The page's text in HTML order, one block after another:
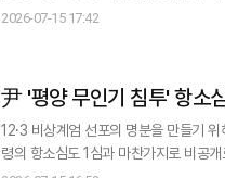
전 법무부 차관의 별장 성 접대 의혹 사건 등
2026-07-15 17:42
尹 '평양 무인기 침투' 항소
12·3 비상계엄 선포의 명분을 만들기
령의 항소심도 1심과 마찬가지로 비공